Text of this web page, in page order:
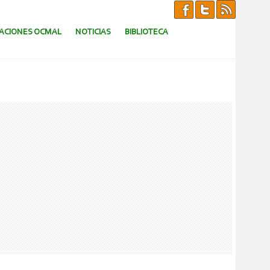
OCMAL NOTICIAS BIBLIOTECA